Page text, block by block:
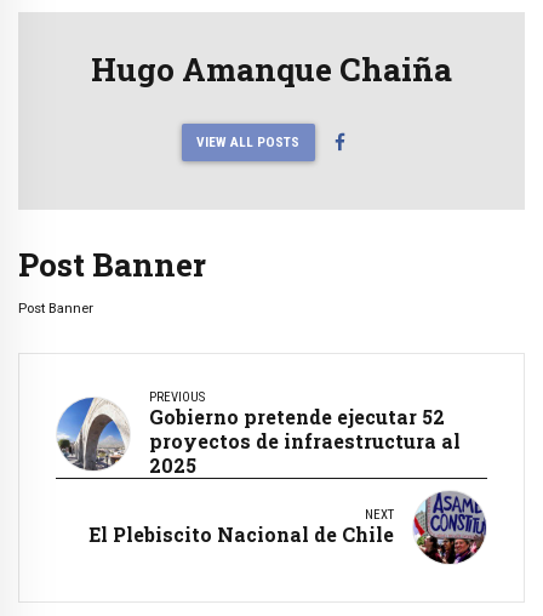
Hugo Amanque Chaiña
VIEW ALL POSTS
Post Banner
Post Banner
PREVIOUS
Gobierno pretende ejecutar 52
proyectos de infraestructura al
2025
NEXT
El Plebiscito Nacional de Chile